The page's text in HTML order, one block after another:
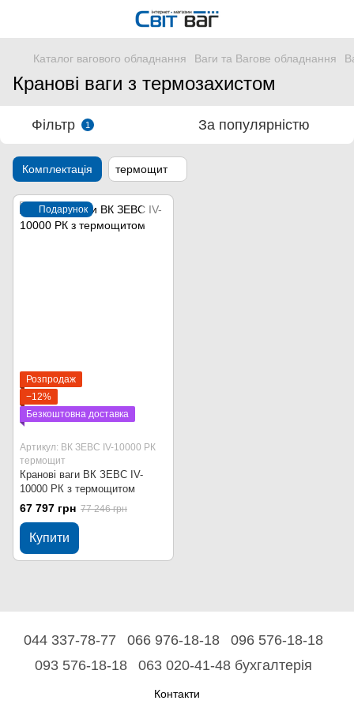
Каталог вагового обладнання Ваги та Вагове обладнання
Кранові ваги з термозахистом
Фільтр 1 За популярністю
Комплектація термощит
Подарунок
Розпродаж
−12%
Безкоштовна доставка
Артикул: ВК ЗЕВС ІV-10000 РК
термощит
Кранові ваги ВК ЗЕВС ІV-
10000 РК з термощитом
67 797 грн 77 246 грн
Купити
044 337-78-77 066 976-18-18
096 576-18-18
093 576-18-18
063 020-41-48 бухгалтерія
Контакти